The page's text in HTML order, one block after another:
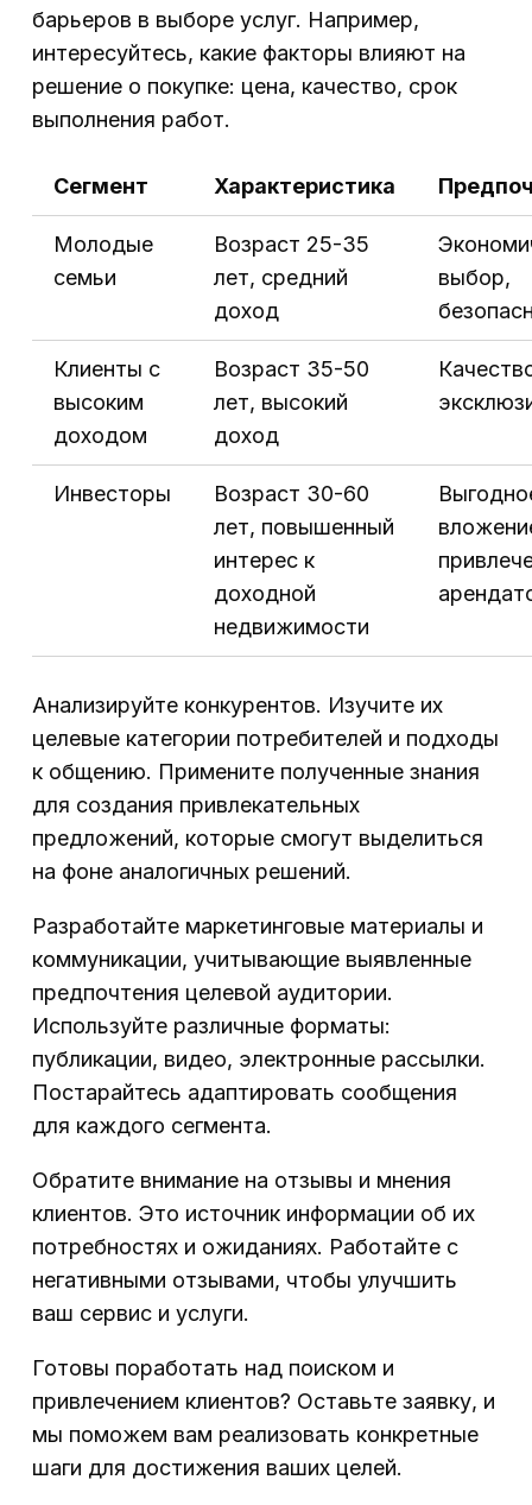
барьеров в выборе услуг. Например,
интересуйтесь, какие факторы влияют на
решение о покупке: цена, качество, срок
выполнения работ.
Сегмент Характеристика
Молодые
семьи
Возраст 25-35
лет, средний
доход
выбор,
Клиенты с
высоким
доходом
Возраст 35-50
лет, высокий
доход
Инвесторы
Возраст 30-60
лет, повышенный
интерес к
доходной
недвижимости
Анализируйте конкурентов. Изучите их
целевые категории потребителей и подходы
к общению. Примените полученные знания
для создания привлекательных
предложений, которые смогут выделиться
на фоне аналогичных решений.
Разработайте маркетинговые материалы и
коммуникации, учитывающие выявленные
предпочтения целевой аудитории.
Используйте различные форматы:
публикации, видео, электронные рассылки.
Постарайтесь адаптировать сообщения
для каждого сегмента.
Обратите внимание на отзывы и мнения
клиентов. Это источник информации об их
потребностях и ожиданиях. Работайте с
негативными отзывами, чтобы улучшить
ваш сервис и услуги.
Готовы поработать над поиском и
привлечением клиентов? Оставьте заявку, и
мы поможем вам реализовать конкретные
шаги для достижения ваших целей.